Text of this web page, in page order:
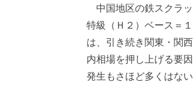
中国地区の鉄スクラ
特級（Ｈ２）ベース＝
は、引き続き関東・関
内相場を押し上げる要
発生もさほど多くはな